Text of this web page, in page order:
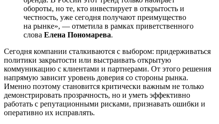
обороты, но те, кто инвестирует в открытость и
честность, уже сегодня получают преимущество
на рынке», — отметила в рамках приветственного
слова Елена Пономарева.
Сегодня компании сталкиваются с выбором: придерживаться
политики закрытости или выстраивать открытую
коммуникацию с клиентами и партнерами. От этого решения
напрямую зависит уровень доверия со стороны рынка.
Именно поэтому становится критически важным не только
демонстрировать прозрачность, но и уметь эффективно
работать с репутационными рисками, признавать ошибки и
оперативно их исправлять.